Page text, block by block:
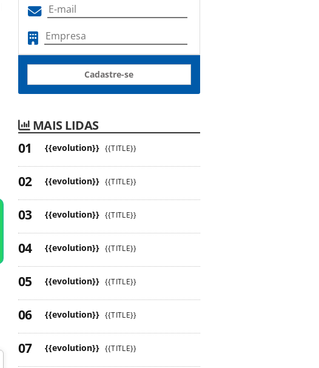
Cadastre-se
MAIS LIDAS
{{evolution}} {{TITLE}}
{{evolution}} {{TITLE}}
{{evolution}} {{TITLE}}
{{evolution}} {{TITLE}}
{{evolution}} {{TITLE}}
{{evolution}} {{TITLE}}
{{evolution}} {{TITLE}}